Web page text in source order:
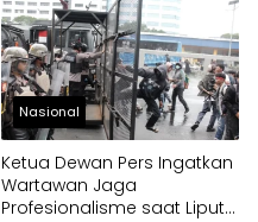
Nasional
Ketua Dewan Pers Ingatkan
Wartawan Jaga
Profesionalisme saat Liput